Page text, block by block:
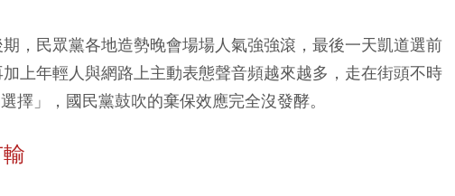
，民眾黨各地造勢晚會場場人氣強強滾，最後一天凱道選前
上年輕人與網路上主動表態聲音頻越來越多，走在街頭不時
擇」，國民黨鼓吹的棄保效應完全沒發酵。